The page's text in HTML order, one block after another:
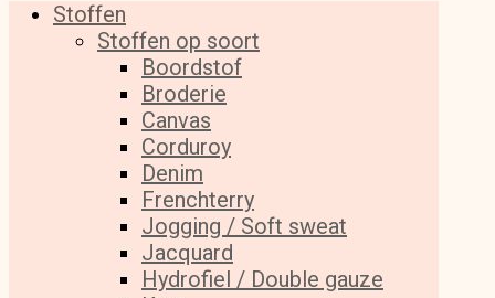
Stoffen
Stoffen op soort
Boordstof
Broderie
Canvas
Corduroy
Denim
Frenchterry
Jogging / Soft sweat
Jacquard
Hydrofiel / Double gauze